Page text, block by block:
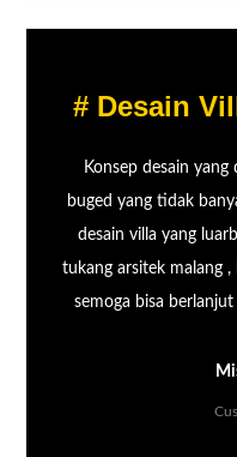
# Desain
Konsep desain yang
buged yang tidak
desain villa yang
tukang arsitek malang ,
semoga bisa